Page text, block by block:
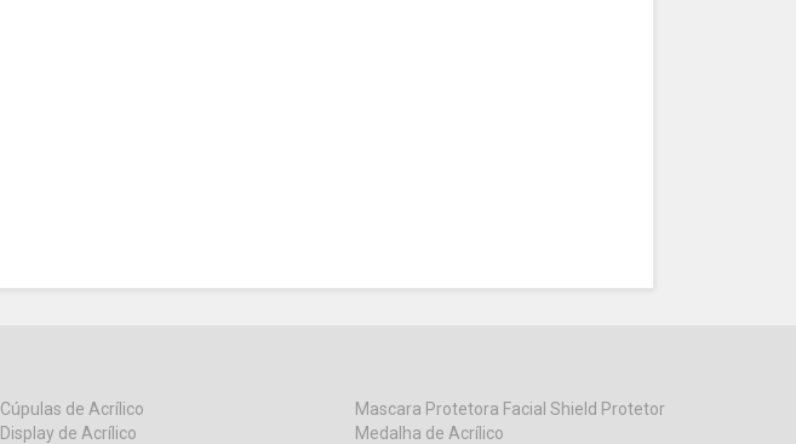
Cúpulas de Acrílico
Display de Acrílico
Mascara Protetora Facial Shield Protetor
Medalha de Acrílico